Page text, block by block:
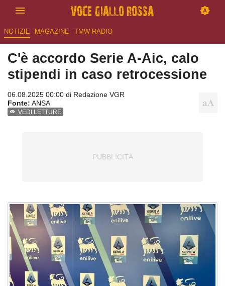
NOTIZIE MAGAZINE TMW RADIO
C'è accordo Serie A-Aic, calo
stipendi in caso retrocessione
06.08.2025 00:00 di Redazione VGR
Fonte: ANSA
VEDI LETTURE